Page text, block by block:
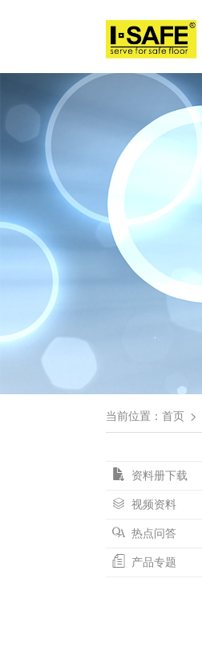
当前位置： 首页
资料册下载
视频资料
热点问答
产品专题